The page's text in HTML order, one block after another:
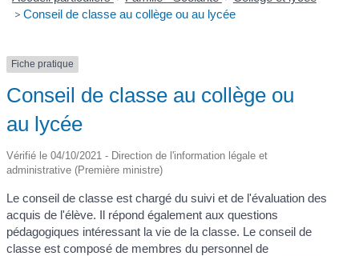
> Conseil de classe au collège ou au lycée
Fiche pratique
Conseil de classe au collège ou
au lycée
Vérifié le 04/10/2021 - Direction de l'information légale et
administrative (Première ministre)
Le conseil de classe est chargé du suivi et de l'évaluation des
acquis de l'élève. Il répond également aux questions
pédagogiques intéressant la vie de la classe. Le conseil de
classe est composé de membres du personnel de